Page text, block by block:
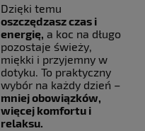
Dzięki temu
oszczędzasz czas i
energię, a koc na długo
pozostaje świeży,
miękki i przyjemny w
dotyku. To praktyczny
wybór na każdy dzień –
mniej obowiązków,
więcej komfortu i
relaksu.